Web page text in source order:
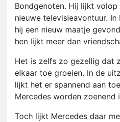
Bondgenoten. Hij lijkt
nieuwe televisieavontuur.
hij een nieuw maatje
hen lijkt meer dan
Het is zelfs zo gezellig dat
elkaar toe groeien. In de
lijkt het er spannend aan
Mercedes worden zoenend
Toch lijkt Mercedes daar